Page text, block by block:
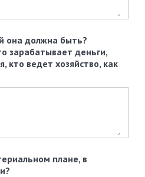
она должна быть?
зарабатывает деньги,
кто ведет хозяйство, как
плане, в